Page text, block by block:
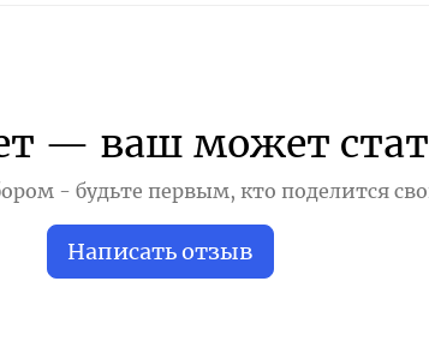
— ваш может
- будьте первым, кто поделится
Написать отзыв